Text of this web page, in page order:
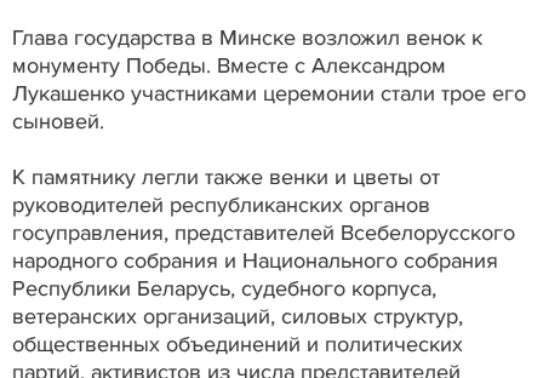
Глава государства в Минске возложил венок к
монументу Победы. Вместе с Александром
Лукашенко участниками церемонии стали трое его
сыновей.
К памятнику легли также венки и цветы от
руководителей республиканских органов
госуправления, представителей Всебелорусского
народного собрания и Национального собрания
Республики Беларусь, судебного корпуса,
ветеранских организаций, силовых структур,
общественных объединений и политических
партий, активистов из числа представителей